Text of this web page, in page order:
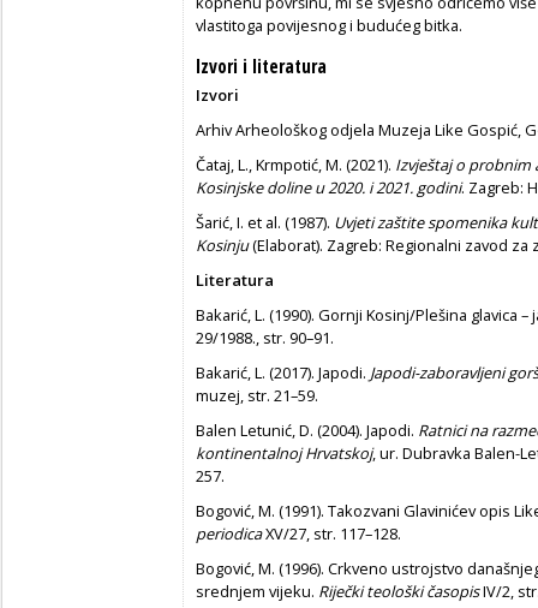
vlastitoga povijesnog i budućeg bitka.
Izvori i literatura
Izvori
Arhiv Arheološkog odjela Muzeja Like Gospić,
Čataj, L., Krmpotić, M. (2021). Izvještaj o probnim
Kosinjske doline u 2020. i 2021. godini. Zagreb:
Šarić, I. et al. (1987). Uvjeti zaštite spomenika
Kosinju(Elaborat). Zagreb: Regionalni zavod
Literatura
Bakarić, L. (1990). Gornji Kosinj/Plešina glavica
29/1988., str. 90–91.
Bakarić, L. (2017). Japodi. Japodi-zaboravljeni
muzej, str. 21–59.
Balen Letunić, D. (2004). Japodi. Ratnici na
kontinentalnoj Hrvatskoj, ur. Dubravka Balen-
257.
Bogović, M. (1991). Takozvani Glavinićev opis
periodicaXV/27, str. 117–128.
Bogović, M. (1996). Crkveno ustrojstvo
srednjem vijeku. Riječki teološki časopisIV/2,